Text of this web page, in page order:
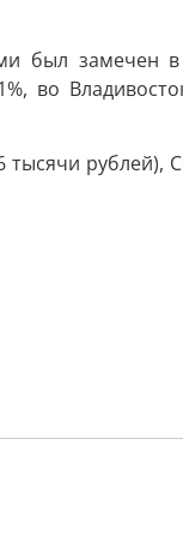
был замечен в
во
рублей),